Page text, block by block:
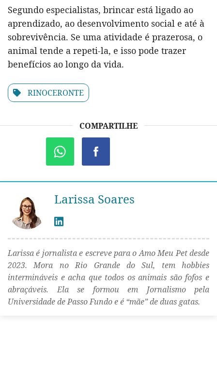
Segundo especialistas, brincar está ligado ao
aprendizado, ao desenvolvimento social e até à
sobrevivência. Se uma atividade é prazerosa, o
animal tende a repeti-la, e isso pode trazer
benefícios ao longo da vida.
RINOCERONTE
COMPARTILHE
Larissa Soares
Larissa é jornalista e escreve para o Amo Meu Pet desde
2023. Mora no Rio Grande do Sul, tem hobbies
intermináveis e acha que todos os animais são fofos e
abraçáveis. Ela se formou em Jornalismo pela
Universidade de Passo Fundo e é “mãe” de duas gatas.